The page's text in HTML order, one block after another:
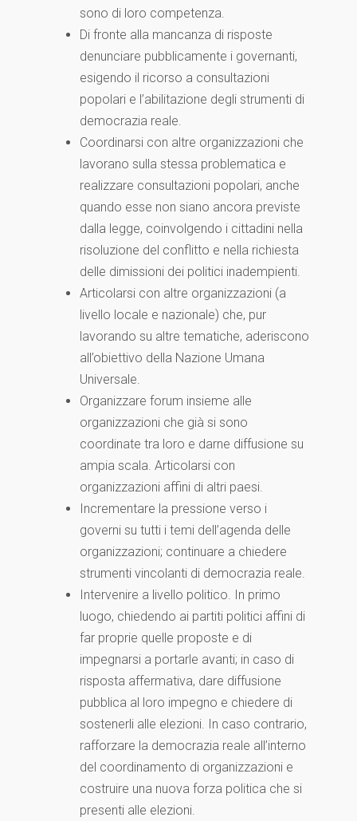
sono di loro competenza.
Di fronte alla mancanza di risposte
denunciare pubblicamente i governanti,
esigendo il ricorso a consultazioni
popolari e l’abilitazione degli strumenti di
democrazia reale.
Coordinarsi con altre organizzazioni che
lavorano sulla stessa problematica e
realizzare consultazioni popolari, anche
quando esse non siano ancora previste
dalla legge, coinvolgendo i cittadini nella
risoluzione del conflitto e nella richiesta
delle dimissioni dei politici inadempienti.
Articolarsi con altre organizzazioni (a
livello locale e nazionale) che, pur
lavorando su altre tematiche, aderiscono
all’obiettivo della Nazione Umana
Universale.
Organizzare forum insieme alle
organizzazioni che già si sono
coordinate tra loro e darne diffusione su
ampia scala. Articolarsi con
organizzazioni affini di altri paesi.
Incrementare la pressione verso i
governi su tutti i temi dell’agenda delle
organizzazioni; continuare a chiedere
strumenti vincolanti di democrazia reale.
Intervenire a livello politico. In primo
luogo, chiedendo ai partiti politici affini di
far proprie quelle proposte e di
impegnarsi a portarle avanti; in caso di
risposta affermativa, dare diffusione
pubblica al loro impegno e chiedere di
sostenerli alle elezioni. In caso contrario,
rafforzare la democrazia reale all’interno
del coordinamento di organizzazioni e
costruire una nuova forza politica che si
presenti alle elezioni.